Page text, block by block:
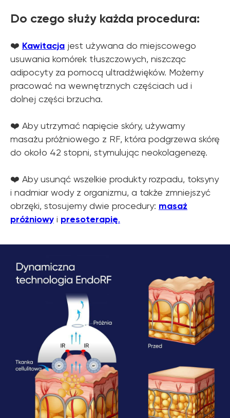
Do czego służy każda procedura:
‍❤️ Kawitacja jest używana do miejscowego
usuwania komórek tłuszczowych, niszcząc
adipocyty za pomocą ultradźwięków. Możemy
pracować na wewnętrznych częściach ud i
dolnej części brzucha.
‍❤️ Aby utrzymać napięcie skóry, używamy
masażu próżniowego z RF, która podgrzewa skórę
do około 42 stopni, stymulując neokolagenezę.
‍❤️ Aby usunąć wszelkie produkty rozpadu, toksyny
i nadmiar wody z organizmu, a także zmniejszyć
obrzęki, stosujemy dwie procedury: masaż
próżniowy i presoterapię.